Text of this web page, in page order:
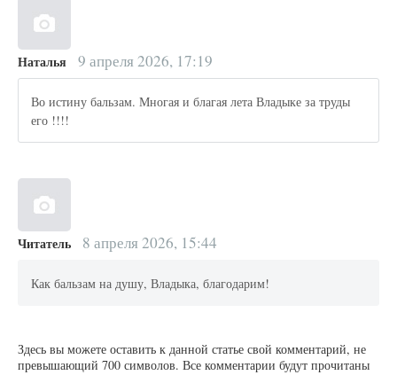
Наталья 9 апреля 2026, 17:19
Во истину бальзам. Многая и благая лета Владыке за труды
его !!!!
Читатель 8 апреля 2026, 15:44
Как бальзам на душу, Владыка, благодарим!
Здесь вы можете оставить к данной статье свой комментарий, не
превышающий 700 символов. Все комментарии будут прочитаны